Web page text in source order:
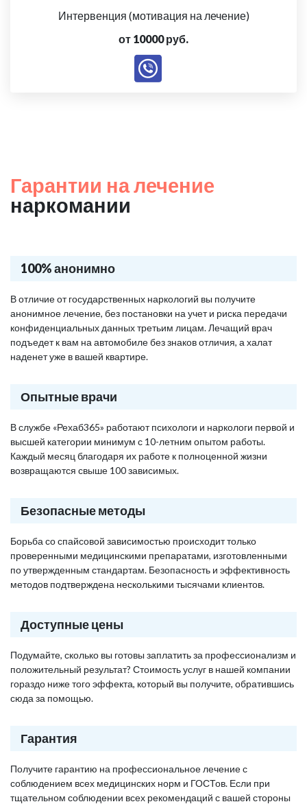
Интервенция (мотивация на лечение)
от 10000 руб.
Гарантии на лечение
наркомании
100% анонимно
В отличие от государственных наркологий вы получите
анонимное лечение, без постановки на учет и риска передачи
конфиденциальных данных третьим лицам. Лечащий врач
подъедет к вам на автомобиле без знаков отличия, а халат
наденет уже в вашей квартире.
Опытные врачи
В службе «Рехаб365» работают психологи и наркологи первой и
высшей категории минимум с 10-летним опытом работы.
Каждый месяц благодаря их работе к полноценной жизни
возвращаются свыше 100 зависимых.
Безопасные методы
Борьба со спайсовой зависимостью происходит только
проверенными медицинскими препаратами, изготовленными
по утвержденным стандартам. Безопасность и эффективность
методов подтверждена несколькими тысячами клиентов.
Доступные цены
Подумайте, сколько вы готовы заплатить за профессионализм и
положительный результат? Стоимость услуг в нашей компании
гораздо ниже того эффекта, который вы получите, обратившись
сюда за помощью.
Гарантия
Получите гарантию на профессиональное лечение с
соблюдением всех медицинских норм и ГОСТов. Если при
тщательном соблюдении всех рекомендаций с вашей стороны